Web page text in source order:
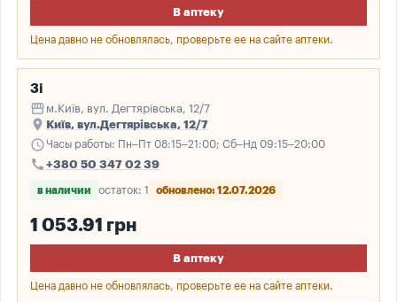
В аптеку
Цена давно не обновлялась, проверьте ее на сайте аптеки.
3і
storefront м.Київ, вул. Дегтярівська, 12/7
place Київ, вул.Дегтярівська, 12/7
scheduleЧасы работы: Пн–Пт 08:15–21:00; Сб–Нд 09:15–20:00
call +380 50 347 02 39
в наличии остаток: 1 обновлено: 12.07.2026
1 053.91 грн
В аптеку
Цена давно не обновлялась, проверьте ее на сайте аптеки.